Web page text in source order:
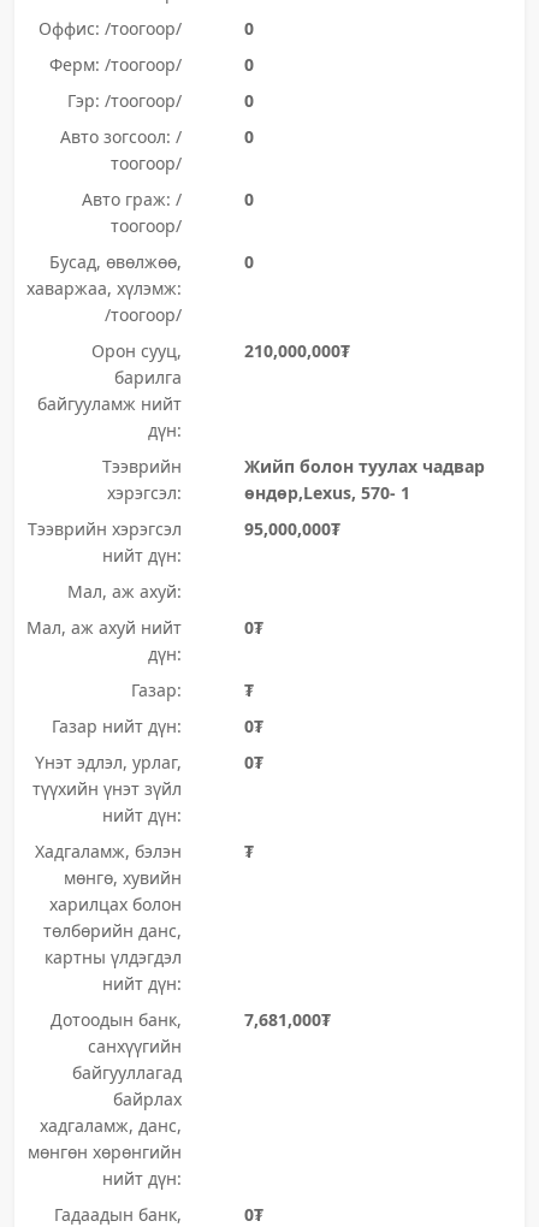
Оффис: /тоогоор/
0
Ферм: /тоогоор/
0
Гэр: /тоогоор/
0
Авто зогсоол: /
тоогоор/
0
Авто граж: /
тоогоор/
0
Бусад, өвөлжөө,
хаваржаа, хүлэмж:
/тоогоор/
0
Орон сууц,
барилга
байгууламж нийт
дүн:
210,000,000₮
Тээврийн
хэрэгсэл:
Жийп болон туулах чадвар
өндөр,Lexus, 570- 1
Тээврийн хэрэгсэл
нийт дүн:
95,000,000₮
Мал, аж ахуй:
Мал, аж ахуй нийт
дүн:
0₮
Газар:
₮
Газар нийт дүн:
0₮
Үнэт эдлэл, урлаг,
түүхийн үнэт зүйл
нийт дүн:
0₮
Хадгаламж, бэлэн
мөнгө, хувийн
харилцах болон
төлбөрийн данс,
картны үлдэгдэл
нийт дүн:
₮
Дотоодын банк,
санхүүгийн
байгууллагад
байрлах
хадгаламж, данс,
мөнгөн хөрөнгийн
нийт дүн:
7,681,000₮
Гадаадын банк,
0₮